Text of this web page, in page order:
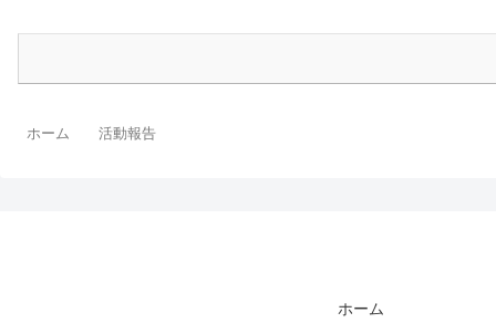
ホーム 活動報告
ホーム